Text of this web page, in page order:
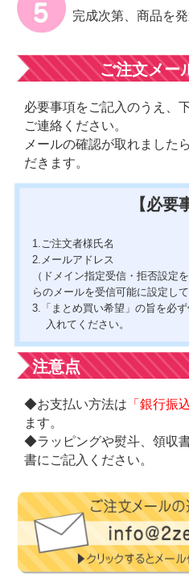
完成次第、商品を
ご注文メー
必要事項をご記入のうえ、
ご連絡ください。
メールの確認が取れました
だきます。
【必要
1.ご注文者様氏名
2.メールアドレス
（ ドメイン指定受信・拒否設定
らのメールを受信可能に設定して
3.「まとめ買い希望」の旨を必
入れてください。
注意点
◆お支払い方法は 「銀行振
ます。
◆ラッピングや熨斗、領収
書にご記入ください。